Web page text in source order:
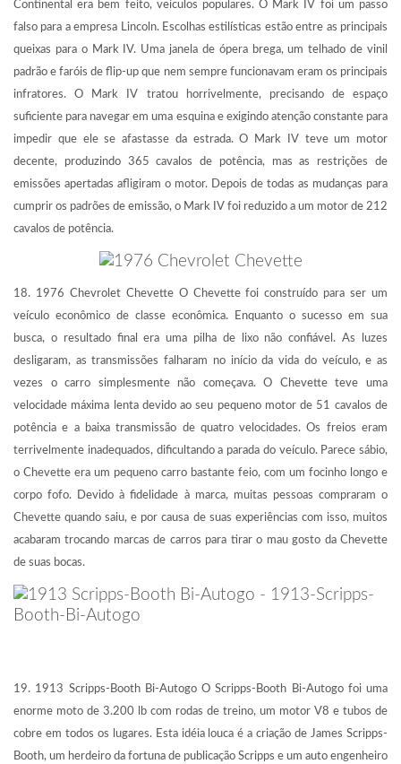
Continental era bem feito, veículos populares. O Mark IV foi um passo
falso para a empresa Lincoln. Escolhas estilísticas estão entre as principais
queixas para o Mark IV. Uma janela de ópera brega, um telhado de vinil
padrão e faróis de flip-up que nem sempre funcionavam eram os principais
infratores. O Mark IV tratou horrivelmente, precisando de espaço
suficiente para navegar em uma esquina e exigindo atenção constante para
impedir que ele se afastasse da estrada. O Mark IV teve um motor
decente, produzindo 365 cavalos de potência, mas as restrições de
emissões apertadas afligiram o motor. Depois de todas as mudanças para
cumprir os padrões de emissão, o Mark IV foi reduzido a um motor de 212
cavalos de potência.
18. 1976 Chevrolet Chevette O Chevette foi construído para ser um
veículo econômico de classe econômica. Enquanto o sucesso em sua
busca, o resultado final era uma pilha de lixo não confiável. As luzes
desligaram, as transmissões falharam no início da vida do veículo, e as
vezes o carro simplesmente não começava. O Chevette teve uma
velocidade máxima lenta devido ao seu pequeno motor de 51 cavalos de
potência e a baixa transmissão de quatro velocidades. Os freios eram
terrivelmente inadequados, dificultando a parada do veículo. Parece sábio,
o Chevette era um pequeno carro bastante feio, com um focinho longo e
corpo fofo. Devido à fidelidade à marca, muitas pessoas compraram o
Chevette quando saiu, e por causa de suas experiências com isso, muitos
acabaram trocando marcas de carros para tirar o mau gosto da Chevette
de suas bocas.
19. 1913 Scripps-Booth Bi-Autogo O Scripps-Booth Bi-Autogo foi uma
enorme moto de 3.200 lb com rodas de treino, um motor V8 e tubos de
cobre em todos os lugares. Esta idéia louca é a criação de James Scripps-
Booth, um herdeiro da fortuna de publicação Scripps e um auto engenheiro